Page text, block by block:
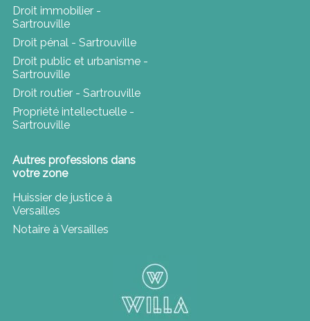
Droit immobilier -
Sartrouville
Droit pénal - Sartrouville
Droit public et urbanisme -
Sartrouville
Droit routier - Sartrouville
Propriété intellectuelle -
Sartrouville
Autres professions dans
votre zone
Huissier de justice à
Versailles
Notaire à Versailles